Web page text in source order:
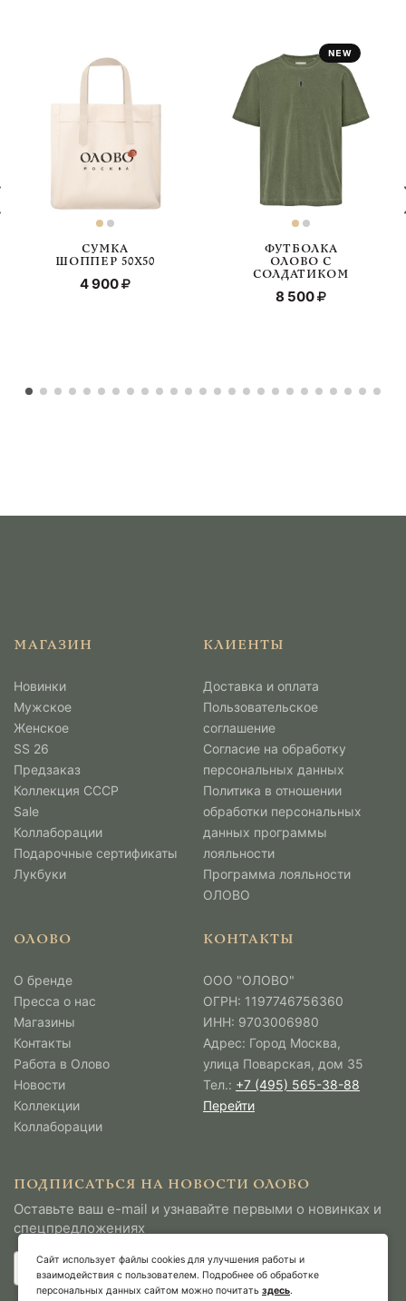
СУМКА
ШОППЕР 50X50
4 900
ФУТБОЛКА
ОЛОВО С
СОЛДАТИКОМ
8 500
Сайт использует файлы cookies для улучшения работы и
взаимодействия с пользователем. Подробнее об обработке
персональных данных сайтом можно почитать здесь.
МАГАЗИН
Новинки
Мужcкое
Женское
SS 26
Предзаказ
Коллекция СССР
Sale
Коллаборации
Подарочные сертификаты
Лукбуки
КЛИЕНТЫ
Доставка и оплата
Пользовательское
соглашение
Согласие на обработку
персональных данных
Политика в отношении
обработки персональных
данных программы
лояльности
Программа лояльности
ОЛОВО
ОЛОВО
О бренде
Пресса о нас
Магазины
Контакты
Работа в Олово
Новости
Коллекции
Коллаборации
КОНТАКТЫ
ООО "ОЛОВО"
ОГРН: 1197746756360
ИНН: 9703006980
Адрес: Город Москва,
улица Поварская, дом 35
Тел.: +7 (495) 565-38-88
Перейти
ПОДПИСАТЬСЯ НА НОВОСТИ ОЛОВО
Оставьте ваш e-mail и узнавайте первыми о новинках и
спецпредложениях